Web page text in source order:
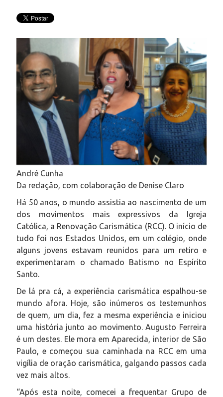
André Cunha
Da redação, com colaboração de Denise Claro
Há 50 anos, o mundo assistia ao nascimento de um
dos movimentos mais expressivos da Igreja
Católica, a Renovação Carismática (RCC). O início de
tudo foi nos Estados Unidos, em um colégio, onde
alguns jovens estavam reunidos para um retiro e
experimentaram o chamado Batismo no Espírito
Santo.
De lá pra cá, a experiência carismática espalhou-se
mundo afora. Hoje, são inúmeros os testemunhos
de quem, um dia, fez a mesma experiência e iniciou
uma história junto ao movimento. Augusto Ferreira
é um destes. Ele mora em Aparecida, interior de São
Paulo, e começou sua caminhada na RCC em uma
vigília de oração carismática, galgando passos cada
vez mais altos.
“Após esta noite, comecei a frequentar Grupo de